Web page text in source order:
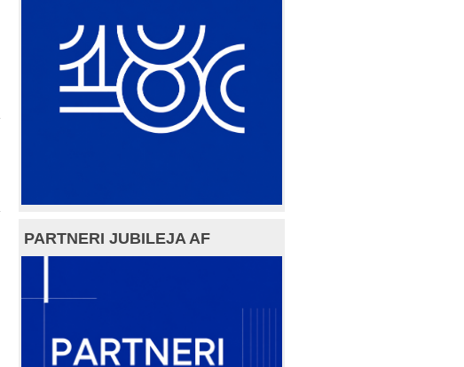
PARTNERI JUBILEJA AF